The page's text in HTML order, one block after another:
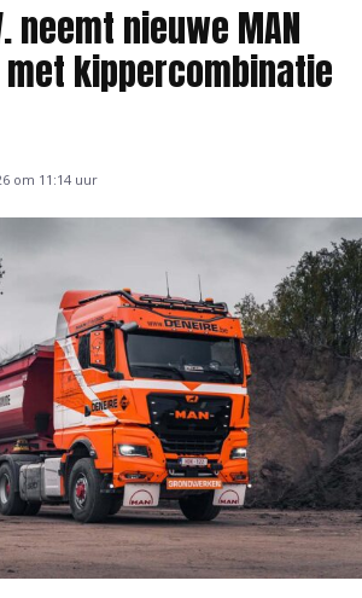
neemt nieuwe MAN
met kippercombinatie
om 11:14 uur